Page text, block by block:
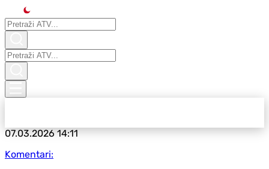
07.03.202614:11
Komentari: